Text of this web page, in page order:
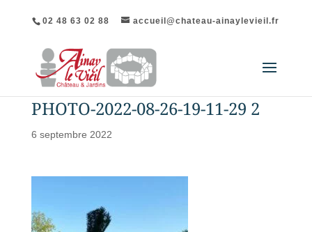
02 48 63 02 88 accueil@chateau-ainaylevieil.fr
PHOTO-2022-08-26-19-11-29 2
6 septembre 2022